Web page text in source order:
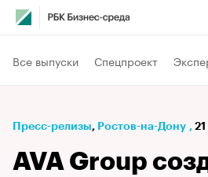
Все выпуски Спецпроект
Пресс-релизы⁠, Ростов-на-Дону ,
AVA Group